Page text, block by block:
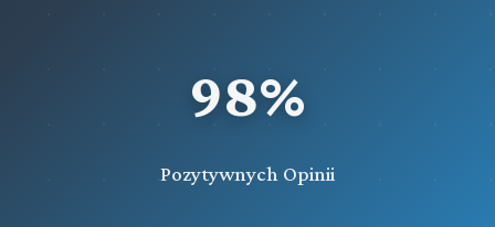
98%
Pozytywnych Opinii